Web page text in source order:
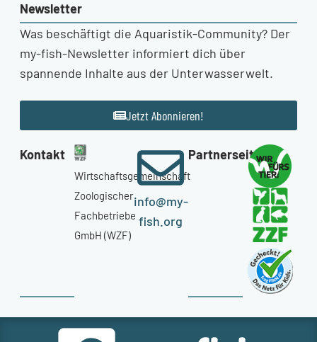
Newsletter
Was beschäftigt die Aquaristik-Community? Der
my-fish-Newsletter informiert dich über
spannende Inhalte aus der Unterwasserwelt.
Jetzt Abonnieren!
Kontakt
Wirtschaftsgemeinschaft
Zoologischer
Fachbetriebe
GmbH (WZF)
info@my-
fish.org
Partnerseiten